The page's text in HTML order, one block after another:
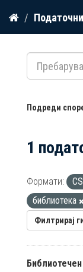
Прескокнете
содржина
Подреди
1
Формати:
библиотека
Филтрирај